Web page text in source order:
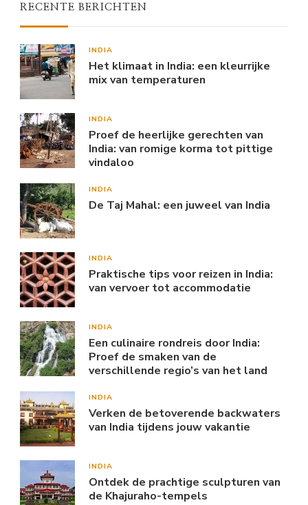
RECENTE BERICHTEN
INDIA
Het klimaat in India: een kleurrijke
mix van temperaturen
INDIA
Proef de heerlijke gerechten van
India: van romige korma tot pittige
vindaloo
INDIA
De Taj Mahal: een juweel van India
INDIA
Praktische tips voor reizen in India:
van vervoer tot accommodatie
INDIA
Een culinaire rondreis door India:
Proef de smaken van de
verschillende regio’s van het land
INDIA
Verken de betoverende backwaters
van India tijdens jouw vakantie
INDIA
Ontdek de prachtige sculpturen van
de Khajuraho-tempels